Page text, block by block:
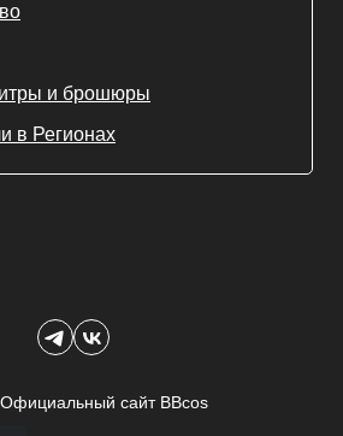
и брошюры
в Регионах
сайт BBcos